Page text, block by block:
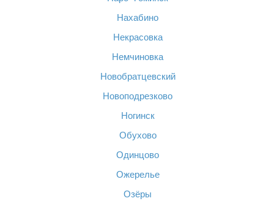
Нахабино
Некрасовка
Немчиновка
Новобратцевский
Новоподрезково
Ногинск
Обухово
Одинцово
Ожерелье
Озёры